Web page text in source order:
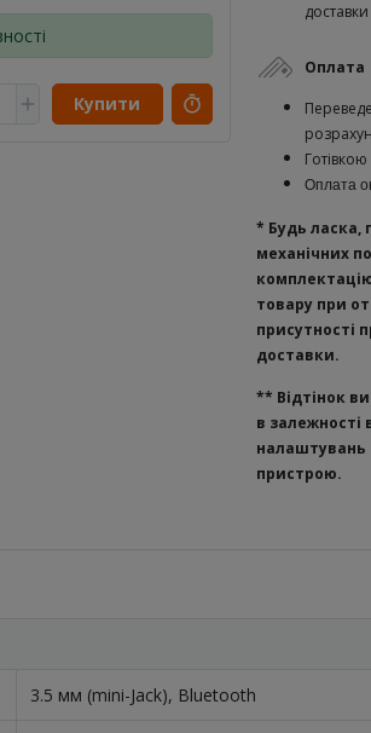
Купити
Оплата
Оплата
* Будь ласка,
механічних
товару при
присутності
доставки.
** Відтінок
в залежності
налаштувань
пристрою.
3.5 мм (mini-Jack), Bluetooth